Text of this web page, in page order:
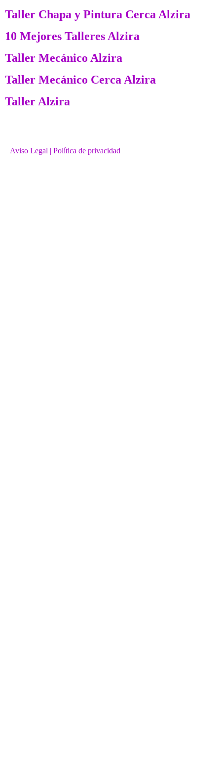
Taller Chapa y Pintura Cerca Alzira
10 Mejores Talleres Alzira
Taller Mecánico Alzira
Taller Mecánico Cerca Alzira
Taller Alzira
Aviso Legal | Política de privacidad